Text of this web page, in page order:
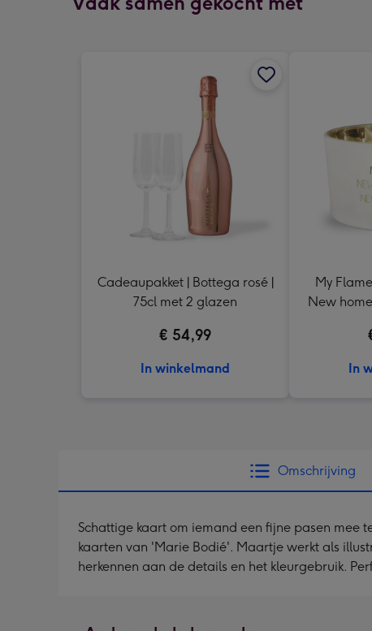
Cadeaupakket | Bottega rosé |
75cl met 2 glazen
€ 54,99
In winkelmand
My
New
In
Omschrijving
Schattige kaart om iemand een fijne pasen mee
kaarten van 'Marie Bodié'. Maartje werkt als
herkennen aan de details en het kleurgebruik.